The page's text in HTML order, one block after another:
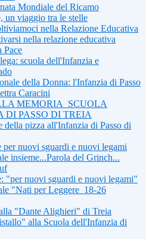
Mondiale del Ricamo
un viaggio tra le stelle
nella Relazione Educativa
nella relazione educativa
Pace
scuola dell'Infanzia e
della Donna: l'Infanzia di Passo
Caracini
MEMORIA_SCUOLA
DI PASSO DI TREIA
della pizza all'Infanzia di Passo di
per nuovi sguardi e nuovi legami
insieme...Parola del Grinch...
"per nuovi sguardi e nuovi legami"
"Nati per Leggere_18-26
"Dante Alighieri" di Treia
alla Scuola dell'Infanzia di